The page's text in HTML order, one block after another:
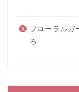
フローラルガ
ろ